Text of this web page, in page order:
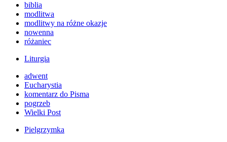
biblia
modlitwa
modlitwy na różne okazje
nowenna
różaniec
Liturgia
adwent
Eucharystia
komentarz do Pisma
pogrzeb
Wielki Post
Pielgrzymka